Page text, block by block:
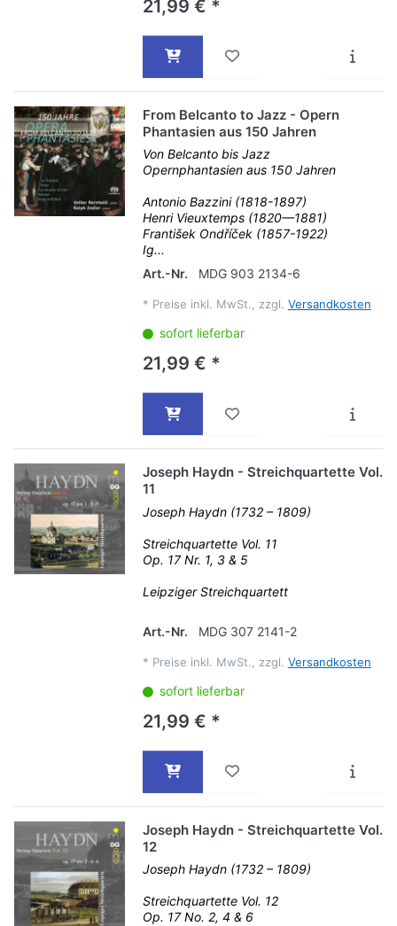
21,99 € *
From Belcanto to Jazz - Opern
Phantasien aus 150 Jahren
Von Belcanto bis Jazz
Opernphantasien aus 150 Jahren
Antonio Bazzini (1818-1897)
Henri Vieuxtemps (1820—1881)
František Ondříček (1857-1922)
Ig...
Art.-Nr.
MDG 903 2134-6
* Preise inkl. MwSt., zzgl. Versandkosten
sofort lieferbar
21,99 € *
Joseph Haydn - Streichquartette Vol.
11
Joseph Haydn (1732 – 1809)
Streichquartette Vol. 11
Op. 17 Nr. 1, 3 & 5
Leipziger Streichquartett
Art.-Nr. MDG 307 2141-2
* Preise inkl. MwSt., zzgl. Versandkosten
sofort lieferbar
21,99 € *
Joseph Haydn - Streichquartette Vol.
12
Joseph Haydn (1732 – 1809)
Streichquartette Vol. 12
Op. 17 No. 2, 4 & 6